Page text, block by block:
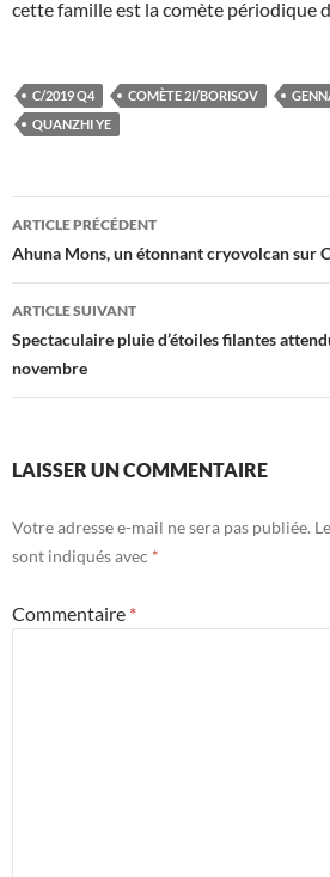
cette famille est la comète périodique
C/2019 Q4 COMÈTE 2I/BORISOV
QUANZHI YE
Navigation
des
articles
ARTICLE PRÉCÉDENT
Ahuna Mons, un étonnant cryovolcan sur
ARTICLE SUIVANT
Spectaculaire pluie d’étoiles filantes
novembre
LAISSER UN COMMENTAIRE
Votre adresse e-mail ne sera pas publiée.
sont indiqués avec *
Commentaire *